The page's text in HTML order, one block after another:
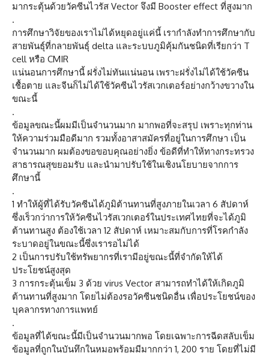
มากระตุ้นด้วยวัคซีนไวรัส Vector จึงมี Booster effect ที่สูงมาก
.
การศึกษาวิจัยของเราไม่ได้หยุดอยู่แค่นี้ เรากำลังทำการศึกษากับ
สายพันธุ์ที่กลายพันธุ์ delta และระบบภูมิคุ้มกันชนิดที่เรียกว่า T
cell หรือ CMIR
แน่นอนการศึกษานี้ ฝรั่งไม่ทันแน่นอน เพราะฝรั่งไม่ได้ใช้วัคซีน
เชื้อตาย และจีนก็ไม่ได้ใช้วัคซีนไวรัสเวกเตอร์อย่างกว้างขวางใน
ขณะนี้
.
ข้อมูลขณะนี้ผมมีเป็นจำนวนมาก มากพอที่จะสรุป เพราะทุกท่าน
ให้ความร่วมมือดีมาก รวมทั้งอาสาสมัครที่อยู่ในการศึกษา เป็น
จำนวนมาก ผมต้องขอขอบคุณอย่างยิ่ง ข้อดีที่ทำให้ทางกระทรวง
สาธารณสุขยอมรับ และนำมาปรับใช้ในเชิงนโยบายจากการ
ศึกษานี้
.
1 ทำให้ผู้ที่ได้รับวัคซีนได้ภูมิต้านทานที่สูงภายในเวลา 6 สัปดาห์
ซึ่งเร็วกว่าการให้วัคซีนไวรัสเวกเตอร์ในประเทศไทยที่จะได้ภูมิ
ต้านทานสูง ต้องใช้เวลา 12 สัปดาห์ เหมาะสมกับการที่โรคกำลัง
ระบาดอยู่ในขณะนี้ซึ่งเรารอไม่ได้
2 เป็นการปรับใช้ทรัพยากรที่เรามีอยู่ขณะนี้ที่จำกัดให้ได้
ประโยชน์สูงสุด
3 การกระตุ้นเข็ม 3 ด้วย virus Vector สามารถทำได้ให้เกิดภูมิ
ต้านทานที่สูงมาก โดยไม่ต้องรอวัคซีนชนิดอื่น เพื่อประโยชน์ของ
บุคลากรทางการแพทย์
.
ข้อมูลที่ได้ขณะนี้มีเป็นจำนวนมากพอ โดยเฉพาะการฉีดสลับเข็ม
ข้อมูลที่ถูกในบันทึกในหมอพร้อมมีมากกว่า 1, 200 ราย โดยที่ไม่มี